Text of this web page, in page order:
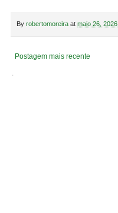
By robertomoreira at maio 26, 2026
Postagem mais recente
.